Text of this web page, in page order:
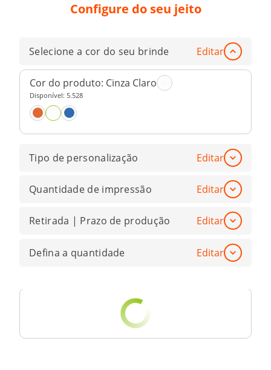
Configure do seu jeito
Selecione a cor do seu brinde Editar
Cor do produto: Cinza Claro
Disponível: 5.528
Tipo de personalização Editar
Quantidade de impressão Editar
Retirada | Prazo de produção Editar
Defina a quantidade Editar